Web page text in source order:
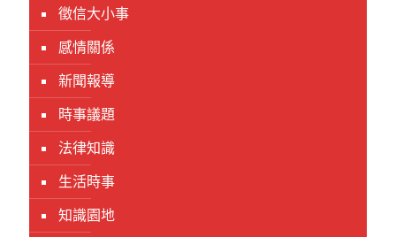
徵信大小事
感情關係
新聞報導
時事議題
法律知識
生活時事
知識園地